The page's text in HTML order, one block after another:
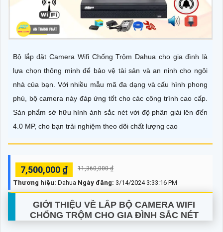
Bộ lắp đặt Camera Wifi Chống Trộm Dahua cho gia đình là
lựa chọn thông minh để bảo vệ tài sản và an ninh cho ngôi
nhà của bạn. Với nhiều mẫu mã đa dạng và cấu hình phong
phú, bộ camera này đáp ứng tốt cho các công trình cao cấp.
Sản phẩm sở hữu hình ảnh sắc nét với độ phân giải lên đến
4.0 MP, cho bạn trải nghiệm theo dõi chất lượng cao
7,500,000 ₫ 11,360,000 ₫
Thương hiệu: Dahua Ngày đăng: 3/14/2024 3:33:16 PM
GIỚI THIỆU VỀ LẮP BỘ CAMERA WIFI
CHỐNG TRỘM CHO GIA ĐÌNH SẮC NÉT